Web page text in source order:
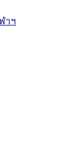
าฯ